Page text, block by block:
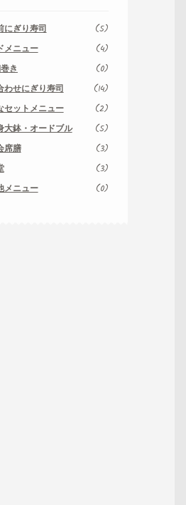
にぎり寿司
(5)
メニュー
(4)
き
(0)
わせにぎり寿司
(14)
セットメニュー
(2)
大鉢・オードブル
(5)
席膳
(3)
(3)
メニュー
(0)